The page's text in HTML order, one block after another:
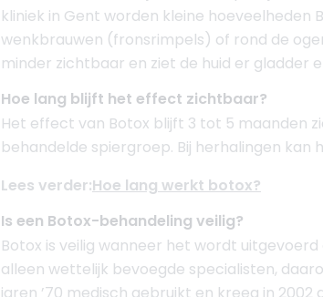
kliniek in Gent worden kleine hoeveelheden
wenkbrauwen (fronsrimpels) of rond de
minder zichtbaar en ziet de huid er gladder
Hoe lang blijft het effect zichtbaar?
Het effect van Botox blijft 3 tot 5 maanden
behandelde spiergroep. Bij herhalingen
Lees verder:Hoe lang werkt botox?
Is een Botox-behandeling veilig?
Botox is veilig wanneer het wordt
alleen wettelijk bevoegde specialisten,